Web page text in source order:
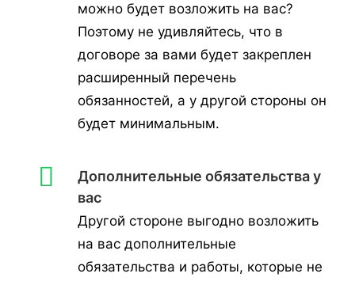
можно будет возложить на вас?
Поэтому не удивляйтесь, что в
договоре за вами будет закреплен
расширенный перечень
обязанностей, а у другой стороны он
будет минимальным.
Дополнительные обязательства у
вас
Другой стороне выгодно возложить
на вас дополнительные
обязательства и работы, которые не